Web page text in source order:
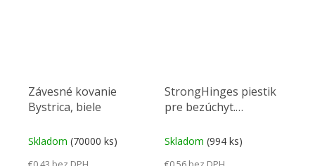
Závesné kovanie
Bystrica, biele
Skladom (70000 ks)
StrongHinges piestik
pre bezúchyt.
magnetom a
Skladom (994 ks)